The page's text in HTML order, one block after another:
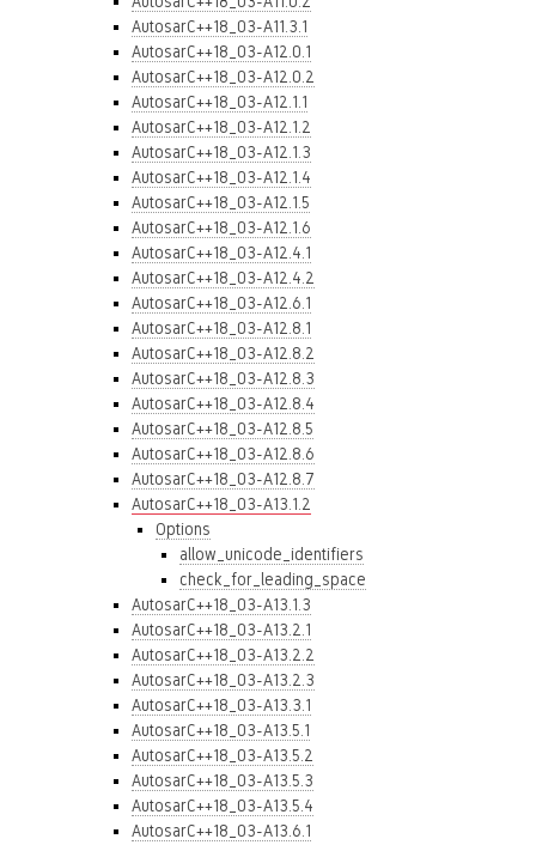
AutosarC++18_03-A11.3.1
AutosarC++18_03-A12.0.1
AutosarC++18_03-A12.0.2
AutosarC++18_03-A12.1.1
AutosarC++18_03-A12.1.2
AutosarC++18_03-A12.1.3
AutosarC++18_03-A12.1.4
AutosarC++18_03-A12.1.5
AutosarC++18_03-A12.1.6
AutosarC++18_03-A12.4.1
AutosarC++18_03-A12.4.2
AutosarC++18_03-A12.6.1
AutosarC++18_03-A12.8.1
AutosarC++18_03-A12.8.2
AutosarC++18_03-A12.8.3
AutosarC++18_03-A12.8.4
AutosarC++18_03-A12.8.5
AutosarC++18_03-A12.8.6
AutosarC++18_03-A12.8.7
AutosarC++18_03-A13.1.2
Options
allow_unicode_identifiers
check_for_leading_space
AutosarC++18_03-A13.1.3
AutosarC++18_03-A13.2.1
AutosarC++18_03-A13.2.2
AutosarC++18_03-A13.2.3
AutosarC++18_03-A13.3.1
AutosarC++18_03-A13.5.1
AutosarC++18_03-A13.5.2
AutosarC++18_03-A13.5.3
AutosarC++18_03-A13.5.4
AutosarC++18_03-A13.6.1